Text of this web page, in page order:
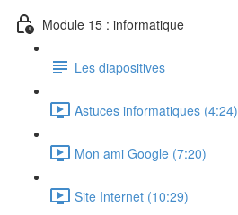
Module 15 : informatique
Les diapositives
Astuces informatiques (4:24)
Mon ami Google (7:20)
Site Internet (10:29)